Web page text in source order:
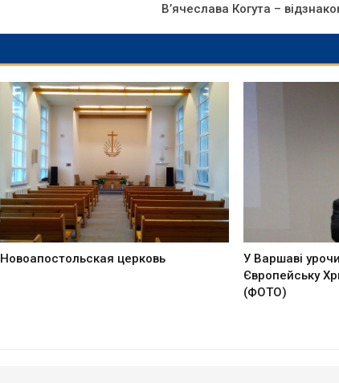
Вʼячеслава Когута –
Новоапостольская церковь
У Варшаві
Європейську
(ФОТО)